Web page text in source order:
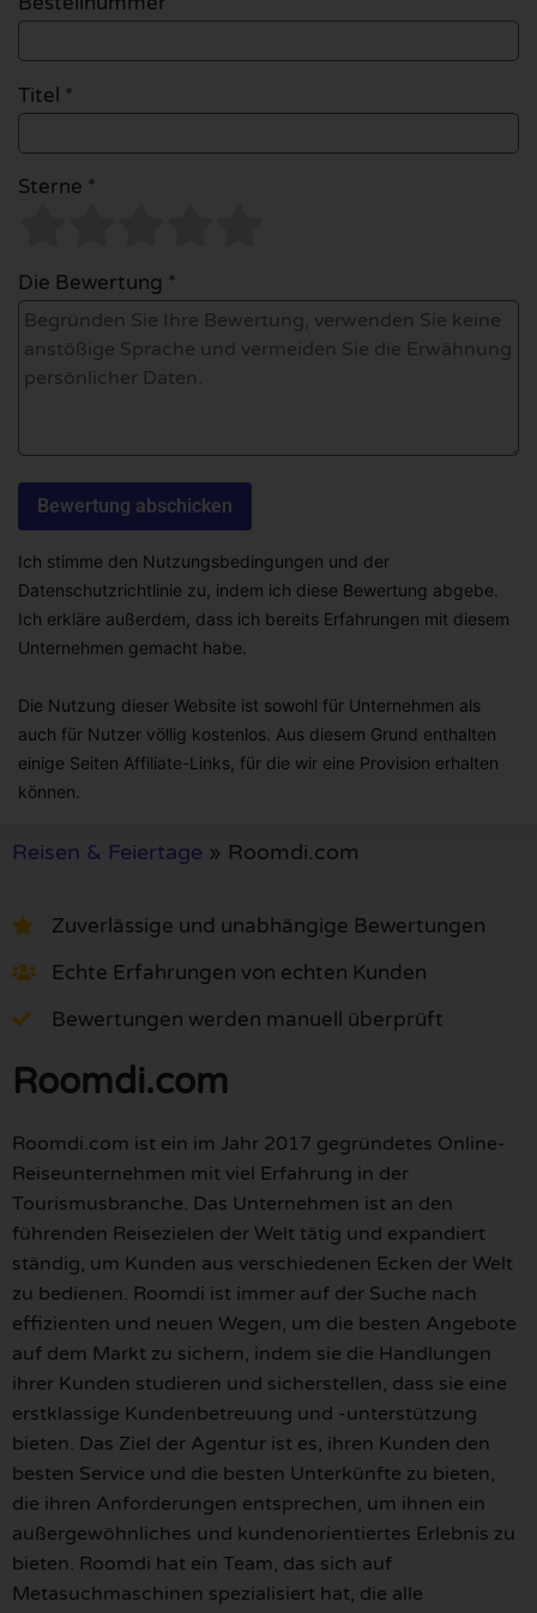
Titel *
Sterne *
Die Bewertung *
Ich stimme den Nutzungsbedingungen und der
Datenschutzrichtlinie zu, indem ich diese Bewertung abgebe.
Ich erkläre außerdem, dass ich bereits Erfahrungen mit diesem
Unternehmen gemacht habe.
Die Nutzung dieser Website ist sowohl für Unternehmen als
auch für Nutzer völlig kostenlos. Aus diesem Grund enthalten
einige Seiten Affiliate-Links, für die wir eine Provision erhalten
können.
Reisen & Feiertage » Roomdi.com
Zuverlässige und unabhängige Bewertungen
Echte Erfahrungen von echten Kunden
Bewertungen werden manuell überprüft
Roomdi.com
Roomdi.com ist ein im Jahr 2017 gegründetes Online-
Reiseunternehmen mit viel Erfahrung in der
Tourismusbranche. Das Unternehmen ist an den
führenden Reisezielen der Welt tätig und expandiert
ständig, um Kunden aus verschiedenen Ecken der Welt
zu bedienen. Roomdi ist immer auf der Suche nach
effizienten und neuen Wegen, um die besten Angebote
auf dem Markt zu sichern, indem sie die Handlungen
ihrer Kunden studieren und sicherstellen, dass sie eine
erstklassige Kundenbetreuung und -unterstützung
bieten. Das Ziel der Agentur ist es, ihren Kunden den
besten Service und die besten Unterkünfte zu bieten,
die ihren Anforderungen entsprechen, um ihnen ein
außergewöhnliches und kundenorientiertes Erlebnis zu
bieten. Roomdi hat ein Team, das sich auf
Metasuchmaschinen spezialisiert hat, die alle